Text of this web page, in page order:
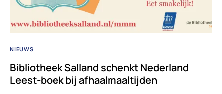
NIEUWS
Bibliotheek Salland schenkt Nederland
Leest-boek bij afhaalmaaltijden